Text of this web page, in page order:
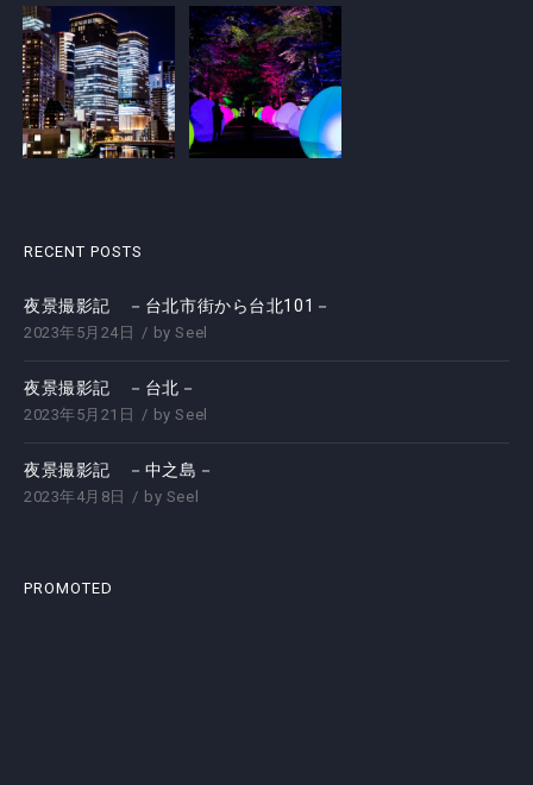
RECENT POSTS
夜景撮影記 －台北市街から台北101－
2023年5月24日 bySeel
夜景撮影記 －台北－
2023年5月21日 bySeel
夜景撮影記 －中之島－
2023年4月8日 by Seel
PROMOTED